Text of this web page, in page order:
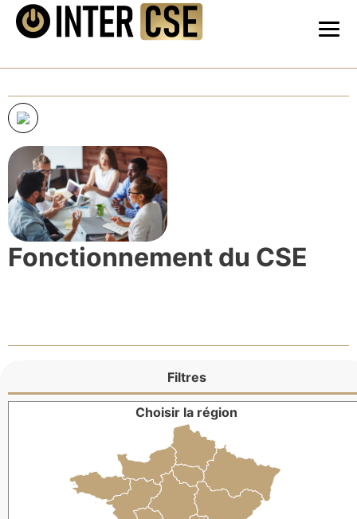
Fonctionnement du CSE
Filtres
Choisir la région